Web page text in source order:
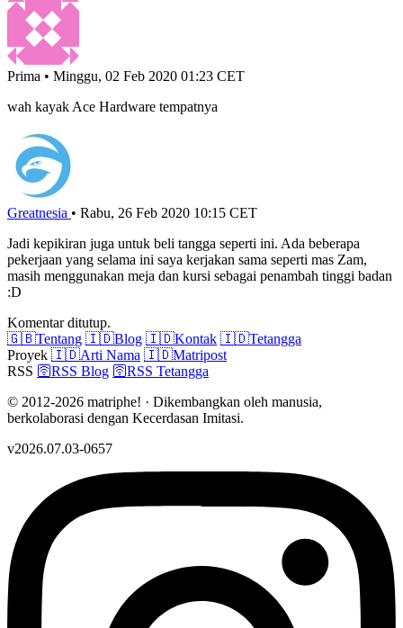
Prima • Minggu, 02 Feb 2020 01:23 CET
wah kayak Ace Hardware tempatnya
Greatnesia • Rabu, 26 Feb 2020 10:15 CET
Jadi kepikiran juga untuk beli tangga seperti ini. Ada beberapa
pekerjaan yang selama ini saya kerjakan sama seperti mas Zam,
masih menggunakan meja dan kursi sebagai penambah tinggi badan
:D
Komentar ditutup.
🇬🇧Tentang 🇮🇩Blog 🇮🇩Kontak 🇮🇩Tetangga
Proyek 🇮🇩Arti Nama 🇮🇩Matripost
RSS 🛜RSS Blog 🛜RSS Tetangga
© 2012-2026 matriphe! · Dikembangkan oleh manusia,
berkolaborasi dengan Kecerdasan Imitasi.
v2026.07.03-0657